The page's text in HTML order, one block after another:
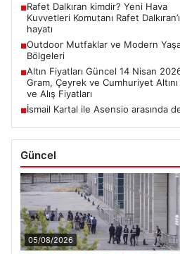
■Rafet Dalkıran kimdir? Yeni Hava
Kuvvetleri Komutanı Rafet
hayatı
■Outdoor Mutfaklar ve Modern
Bölgeleri
■Altın Fiyatları Güncel 14 Nisan
Gram, Çeyrek ve Cumhuriyet Altını
ve Alış Fiyatları
■İsmail Kartal ile Asensio arasında
Güncel
05/08/2026